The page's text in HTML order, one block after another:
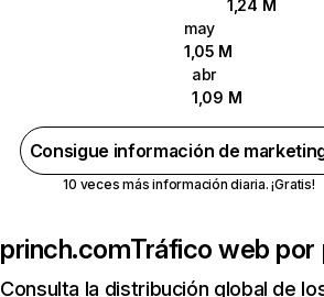
1,24 M
may
1,05 M
abr
1,09 M
Consigue información de
10 veces más información diaria. ¡Gratis!
princh.comTráfico web por
Consulta la distribución global de